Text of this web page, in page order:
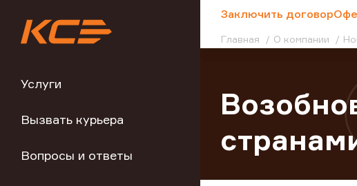
Услуги
Вызвать курьера
Вопросы и ответы
Заключить договор
Главная О компании